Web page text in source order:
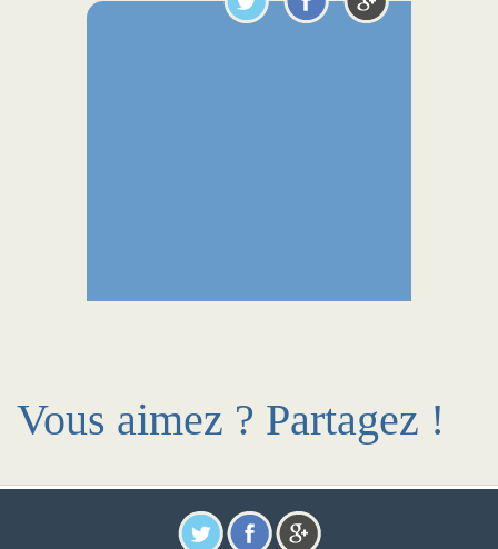
Vous aimez ? Partagez !